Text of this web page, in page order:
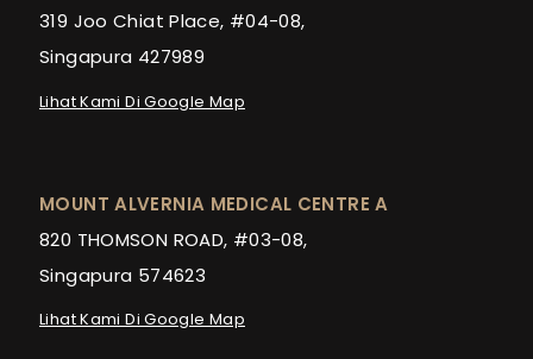
319 Joo Chiat Place, #04-08,
Singapura 427989
Lihat Kami Di Google Map
MOUNT ALVERNIA MEDICAL CENTRE A
820 THOMSON ROAD, #03-08,
Singapura 574623
Lihat Kami Di Google Map